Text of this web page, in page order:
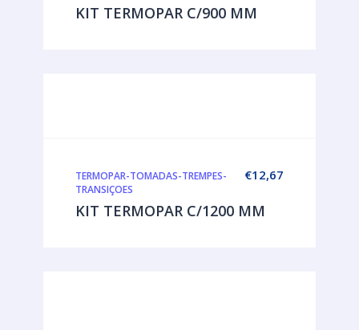
KIT TERMOPAR C/900 MM
€12,67
TERMOPAR-TOMADAS-TREMPES-
TRANSIÇOES
KIT TERMOPAR C/1200 MM